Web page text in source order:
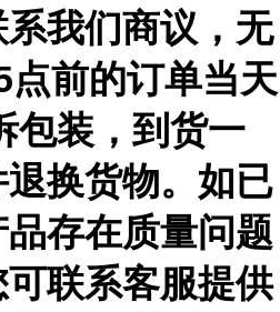
我们商议，无
前的订单当天
包装，到货一
换货物。如已
存在质量问题
联系客服提供